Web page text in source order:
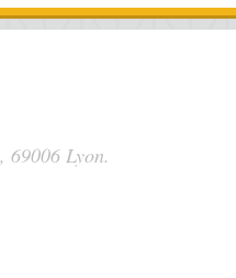
, 69006 Lyon.